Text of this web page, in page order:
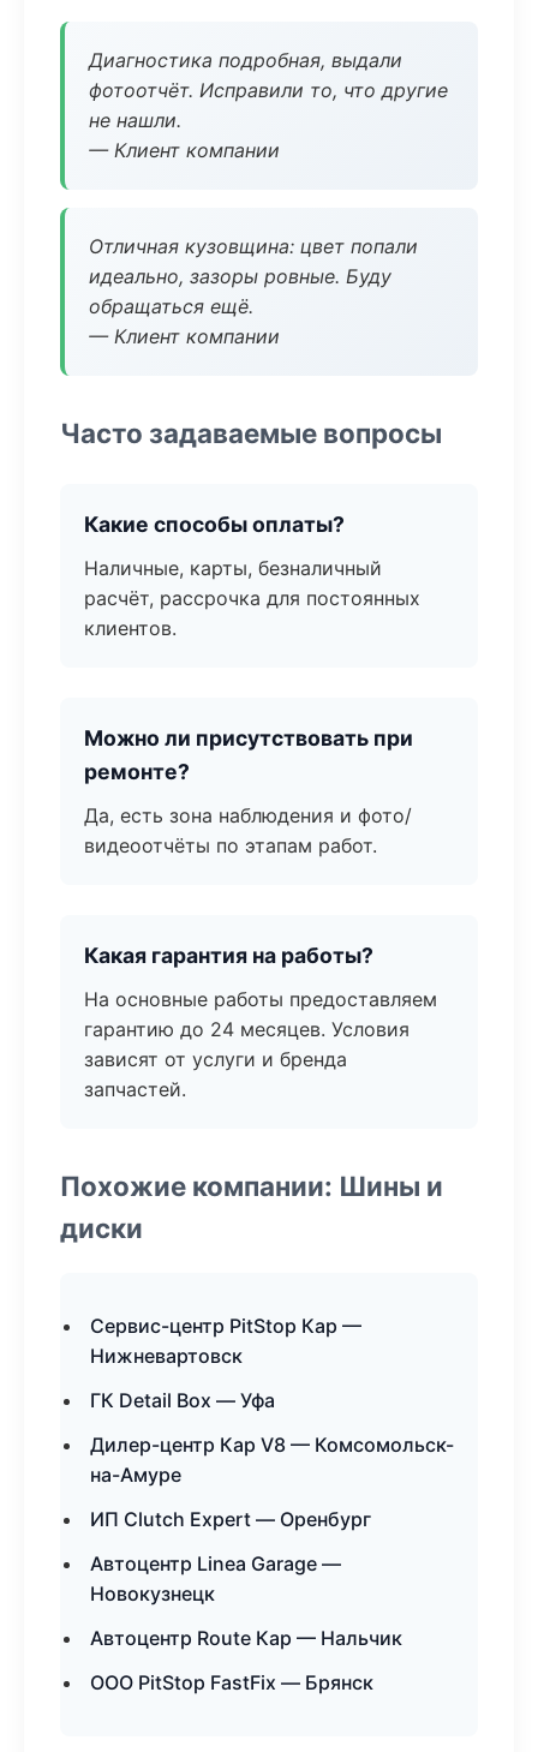
Диагностика подробная, выдали
фотоотчёт. Исправили то, что другие
не нашли.
— Клиент компании
Отличная кузовщина: цвет попали
идеально, зазоры ровные. Буду
обращаться ещё.
— Клиент компании
Часто задаваемые вопросы
Какие способы оплаты?
Наличные, карты, безналичный
расчёт, рассрочка для постоянных
клиентов.
Можно ли присутствовать при
ремонте?
Да, есть зона наблюдения и фото/
видеоотчёты по этапам работ.
Какая гарантия на работы?
На основные работы предоставляем
гарантию до 24 месяцев. Условия
зависят от услуги и бренда
запчастей.
Похожие компании: Шины и
диски
Сервис-центр PitStop Кар —
Нижневартовск
ГК Detail Box — Уфа
Дилер-центр Кар V8 — Комсомольск-
на-Амуре
ИП Clutch Expert — Оренбург
Автоцентр Linea Garage —
Новокузнецк
Автоцентр Route Кар — Нальчик
ООО PitStop FastFix — Брянск